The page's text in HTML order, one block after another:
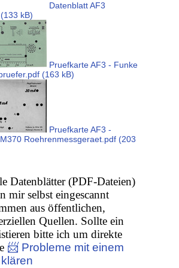
Datenblatt AF3
kB)
Pruefkarte AF3 - Funke
(163 kB)
Pruefkarte AF3 -
Roehrenmessgeraet.pdf (203
Datenblätter (PDF-Dateien)
mir selbst eingescannt
aus öffentlichen,
Quellen. Sollte ein
bitte ich um direkte
📨 Probleme mit einem